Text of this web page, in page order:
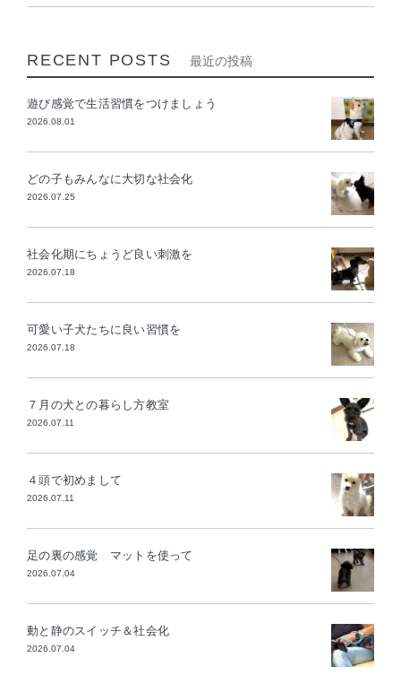
RECENT POSTS 最近の投稿
遊び感覚で生活習慣をつけましょう
2026.08.01
どの子もみんなに大切な社会化
2026.07.25
社会化期にちょうど良い刺激を
2026.07.18
可愛い子犬たちに良い習慣を
2026.07.18
７月の犬との暮らし方教室
2026.07.11
４頭で初めまして
2026.07.11
足の裏の感覚 マットを使って
2026.07.04
動と静のスイッチ＆社会化
2026.07.04